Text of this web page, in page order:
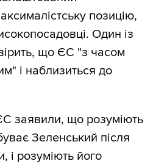
позицію,
Один із
що ЄС "з часом
і наблизиться до
заявили, що розуміють
Зеленський після
і розуміють його